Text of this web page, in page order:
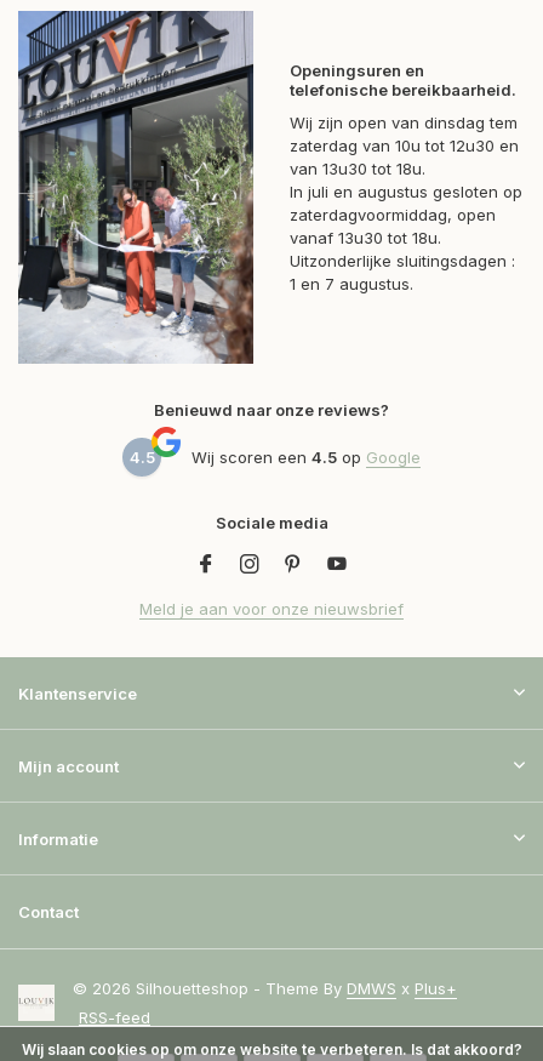
Openingsuren en
telefonische bereikbaarheid.
Wij zijn open van dinsdag tem
zaterdag van 10u tot 12u30 en
van 13u30 tot 18u.
In juli en augustus gesloten op
zaterdagvoormiddag, open
vanaf 13u30 tot 18u.
Uitzonderlijke sluitingsdagen :
1 en 7 augustus.
Benieuwd naar onze reviews?
4.5 Wij scoren een 4.5 op Google
Sociale media
Meld je aan voor onze nieuwsbrief
Klantenservice
Mijn account
Informatie
Contact
© 2026 Silhouetteshop - Theme By DMWS x Plus+
RSS-feed
Wij slaan cookies op om onze website te verbeteren. Is dat akkoord?